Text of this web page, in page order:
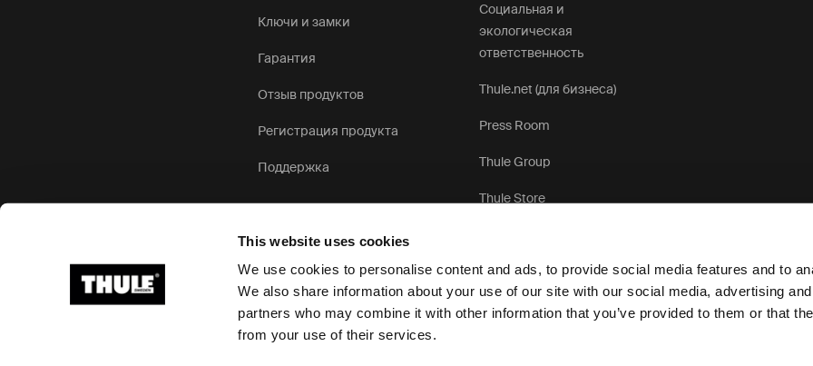
This website uses cookies
We use cookies to personalise content and ads, to provide social media features and to
We also share information about your use of our site with our social media, advertising
partners who may combine it with other information that you’ve provided to them or that
from your use of their services.
Ключи и замки
Гарантия
Отзыв продуктов
Регистрация продукта
Поддержка
Социальная и
экологическая
ответственность
Thule.net (для бизнеса)
Press Room
Thule Group
Thule Store
Ⓒ Thule Group, 2026 г. Все права защищены Уведомление о конфиденциальности Политика